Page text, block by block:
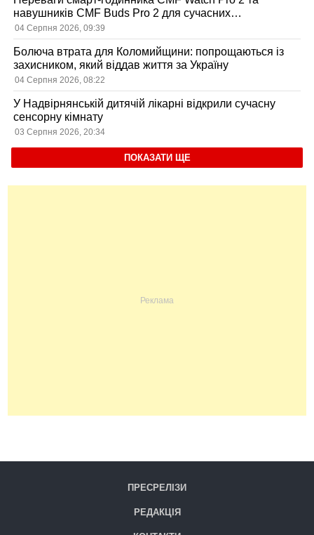
навушників CMF Buds Pro 2 для сучасних
користувачів
04 Серпня 2026, 09:39
Болюча втрата для Коломийщини: попрощаються із
захисником, який віддав життя за Україну
04 Серпня 2026, 08:22
У Надвірнянській дитячій лікарні відкрили сучасну
сенсорну кімнату
03 Серпня 2026, 20:34
ПОКАЗАТИ ЩЕ
ПРЕСРЕЛІЗИ
РЕДАКЦІЯ